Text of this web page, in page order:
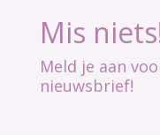
Mis
Meld je aan
nieuwsbrief!